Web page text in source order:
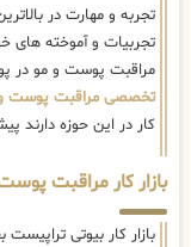
تجربه و مهارت در
تجربیات و آموخته های
مراقبت پوست و مو در
تخصصی مراقبت پوست
کار در این حوزه دارند
بازار کار مراقبت
بازار کار بیوتی